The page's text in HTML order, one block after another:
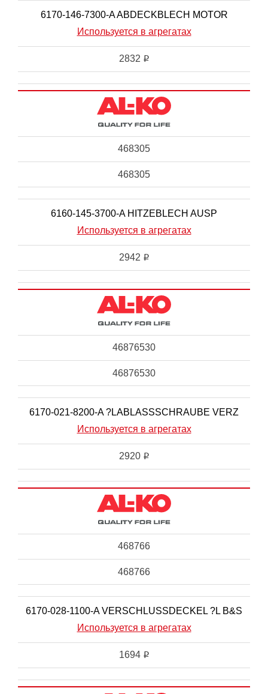
6170-146-7300-A ABDECKBLECH MOTOR
Используется в агрегатах
2832 i
468305
468305
6160-145-3700-A HITZEBLECH AUSP
Используется в агрегатах
2942 i
46876530
46876530
6170-021-8200-A ?LABLASSSCHRAUBE VERZ
Используется в агрегатах
2920 i
468766
468766
6170-028-1100-A VERSCHLUSSDECKEL ?L B&S
Используется в агрегатах
1694 i